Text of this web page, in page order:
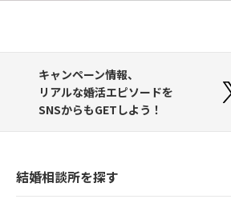
キャンペーン情報、
リアルな婚活エピソードを
SNSからもGETしよう！
結婚相談所を探す